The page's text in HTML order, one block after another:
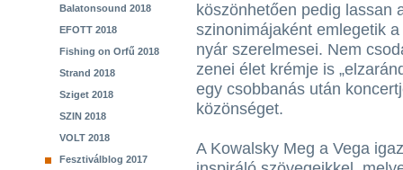
Balatonsound 2018
EFOTT 2018
Fishing on Orfű 2018
Strand 2018
Sziget 2018
SZIN 2018
VOLT 2018
Fesztiválblog 2017
köszönhetően pedig lassan
szinonimájaként emlegetik
nyár szerelmesei. Nem
zenei élet krémje is
egy csobbanás után
közönséget.
A Kowalsky Meg a Vega